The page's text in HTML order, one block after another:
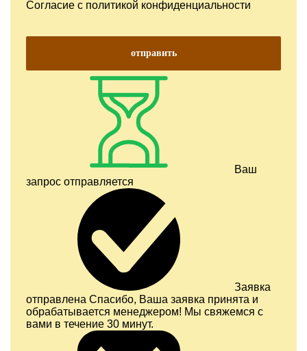
Согласие с политикой конфиденциальности
отправить
Ваш
запрос отправляется
Заявка
отправлена Спасибо, Ваша заявка принята и
обрабатывается менеджером! Мы свяжемся с
вами в течение 30 минут.